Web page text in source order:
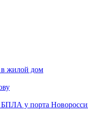
в жилой дом
БПЛА у порта